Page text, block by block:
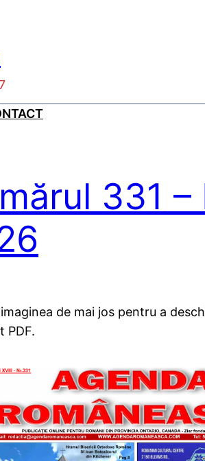
331 –
de mai jos pentru a
PDF.